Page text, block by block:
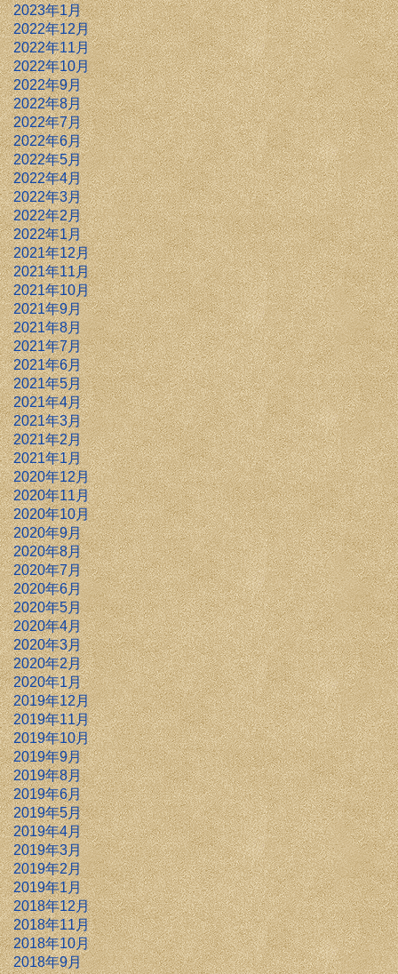
2023年1月
2022年12月
2022年11月
2022年10月
2022年9月
2022年8月
2022年7月
2022年6月
2022年5月
2022年4月
2022年3月
2022年2月
2022年1月
2021年12月
2021年11月
2021年10月
2021年9月
2021年8月
2021年7月
2021年6月
2021年5月
2021年4月
2021年3月
2021年2月
2021年1月
2020年12月
2020年11月
2020年10月
2020年9月
2020年8月
2020年7月
2020年6月
2020年5月
2020年4月
2020年3月
2020年2月
2020年1月
2019年12月
2019年11月
2019年10月
2019年9月
2019年8月
2019年6月
2019年5月
2019年4月
2019年3月
2019年2月
2019年1月
2018年12月
2018年11月
2018年10月
2018年9月